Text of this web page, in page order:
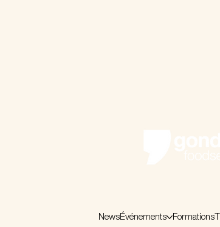
NewsÉvénements Formations